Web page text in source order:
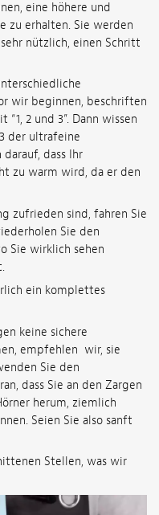
eine höhere und
zu erhalten. Sie werden
nützlich, einen Schritt
wir beginnen, beschriften
2 und 3”. Dann wissen
der ultrafeine
dass Ihr
zu warm wird, da er den
zufrieden sind, fahren Sie
Sie den
Sie wirklich sehen
ein komplettes
keine sichere
empfehlen wir, sie
Sie den
dass Sie an den Zargen
herum, ziemlich
Seien Sie also sanft
Stellen, was wir